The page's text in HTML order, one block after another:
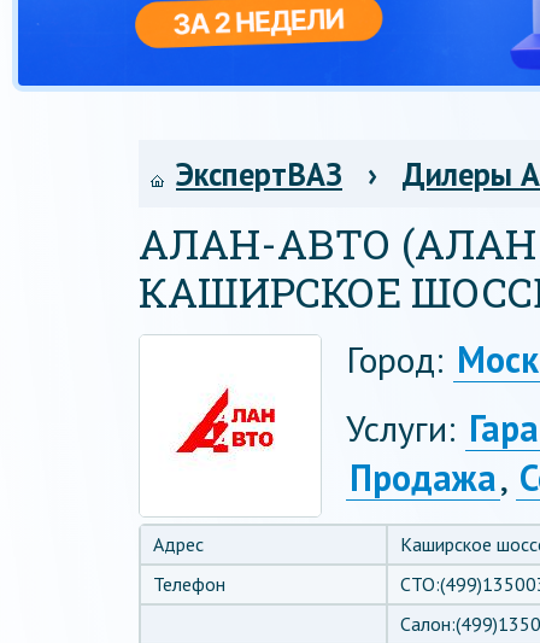
ЭкспертВАЗ › Дилеры
АЛАН-АВТО
КАШИРСКОЕ
Город:
Услуги:
Продажа,
Адрес
Каширское
Телефон